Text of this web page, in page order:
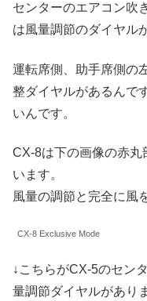
センターのエアコン吹
は風量調節のダイヤル
運転席側、助手席側の
整ダイヤルがあるんで
いんです。
CX-8は下の画像の赤丸
います。
風量の調節と完全に風
CX-8 Exclusive Mode
↓こちらがCX-5のセン
量調節ダイヤルがあり